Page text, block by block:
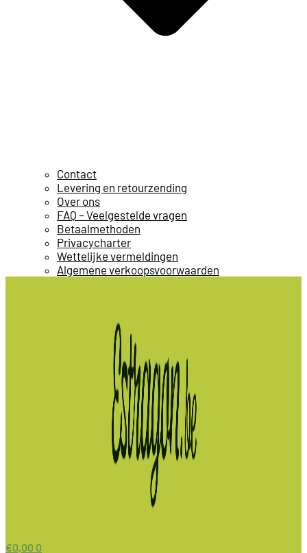
Contact
Levering en retourzending
Over ons
FAQ – Veelgestelde vragen
Betaalmethoden
Privacycharter
Wettelijke vermeldingen
Algemene verkoopsvoorwaarden
€0,00 0